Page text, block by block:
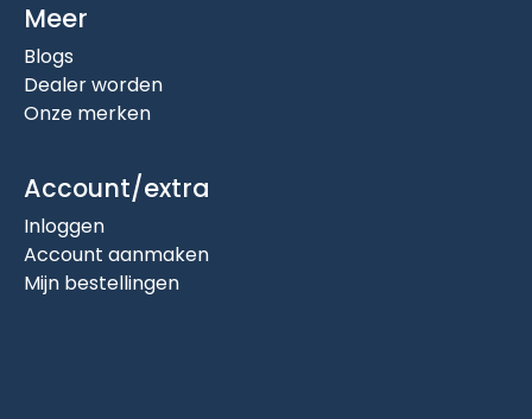
Meer
Blogs
Dealer worden
Onze merken
Account/extra
Inloggen
Account aanmaken
Mijn bestellingen